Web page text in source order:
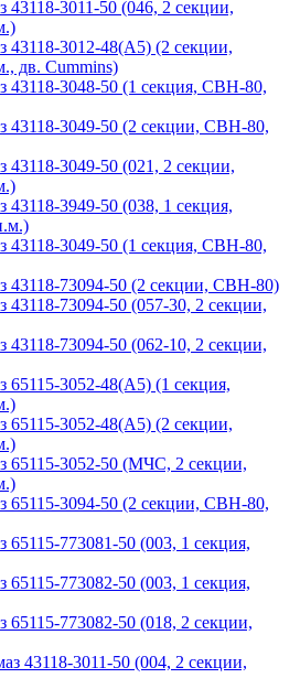
43118-3011-50 (046, 2 секции,
43118-3012-48(А5) (2 секции,
дв. Cummins)
43118-3048-50 (1 секция, СВН-80,
43118-3049-50 (2 секции, СВН-80,
43118-3049-50 (021, 2 секции,
43118-3949-50 (038, 1 секция,
43118-3049-50 (1 секция, СВН-80,
43118-73094-50 (2 секции, СВН-80)
43118-73094-50 (057-30, 2 секции,
43118-73094-50 (062-10, 2 секции,
65115-3052-48(A5) (1 секция,
65115-3052-48(A5) (2 секции,
65115-3052-50 (МЧС, 2 секции,
65115-3094-50 (2 секции, СВН-80,
65115-773081-50 (003, 1 секция,
65115-773082-50 (003, 1 секция,
65115-773082-50 (018, 2 секции,
43118-3011-50 (004, 2 секции,